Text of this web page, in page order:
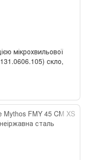
мікрохвильової
скло,